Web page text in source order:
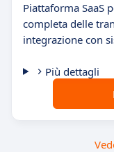
Piattaforma SaaS
completa delle
integrazione con
Più dettagli